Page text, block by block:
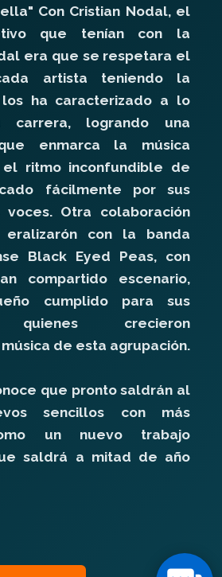
Con Cristian Nodal, el
que tenían con la
era que se respetara el
artista teniendo la
ha caracterizado a lo
logrando una
enmarca la música
el ritmo inconfundible de
fácilmente por sus
voces. Otra colaboración
con la banda
Black Eyed Peas, con
compartido escenario,
cumplido para sus
quienes crecieron
de esta agrupación.
que pronto saldrán al
sencillos con más
un nuevo trabajo
saldrá a mitad de año